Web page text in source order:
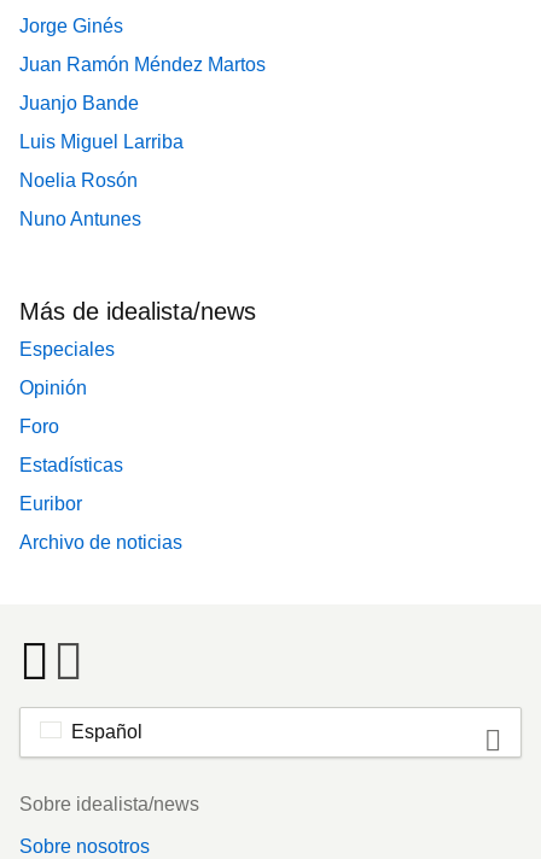
Jorge Ginés
Juan Ramón Méndez Martos
Juanjo Bande
Luis Miguel Larriba
Noelia Rosón
Nuno Antunes
Más de idealista/news
Especiales
Opinión
Foro
Estadísticas
Euribor
Archivo de noticias
Español
Footer
Sobre idealista/news
Sobre nosotros